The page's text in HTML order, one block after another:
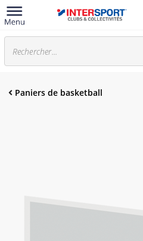
Paniers de basketball